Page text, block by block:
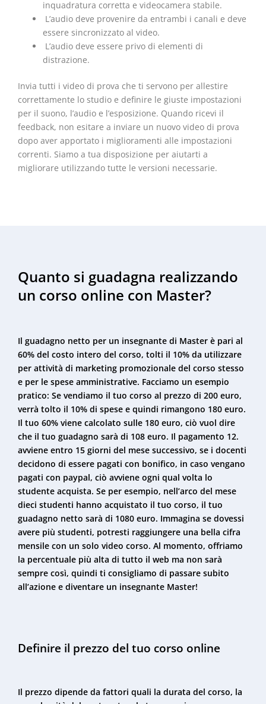
inquadratura corretta e videocamera stabile.
L’audio deve provenire da entrambi i canali e deve
essere sincronizzato al video.
L’audio deve essere privo di elementi di
distrazione.
Invia tutti i video di prova che ti servono per allestire
correttamente lo studio e definire le giuste impostazioni
per il suono, l’audio e l’esposizione. Quando ricevi il
feedback, non esitare a inviare un nuovo video di prova
dopo aver apportato i miglioramenti alle impostazioni
correnti. Siamo a tua disposizione per aiutarti a
migliorare utilizzando tutte le versioni necessarie.
Quanto si guadagna realizzando
un corso online con Master?
Il guadagno netto per un insegnante di Master è pari al
60% del costo intero del corso, tolti il 10% da utilizzare
per attività di marketing promozionale del corso stesso
e per le spese amministrative. Facciamo un esempio
pratico: Se vendiamo il tuo corso al prezzo di 200 euro,
verrà tolto il 10% di spese e quindi rimangono 180 euro.
Il tuo 60% viene calcolato sulle 180 euro, ciò vuol dire
che il tuo guadagno sarà di 108 euro. Il pagamento 12.
avviene entro 15 giorni del mese successivo, se i docenti
decidono di essere pagati con bonifico, in caso vengano
pagati con paypal, ciò avviene ogni qual volta lo
studente acquista. Se per esempio, nell’arco del mese
dieci studenti hanno acquistato il tuo corso, il tuo
guadagno netto sarà di 1080 euro. Immagina se dovessi
avere più studenti, potresti raggiungere una bella cifra
mensile con un solo video corso. Al momento, offriamo
la percentuale più alta di tutto il web ma non sarà
sempre così, quindi ti consigliamo di passare subito
all’azione e diventare un insegnante Master!
Definire il prezzo del tuo corso online
Il prezzo dipende da fattori quali la durata del corso, la